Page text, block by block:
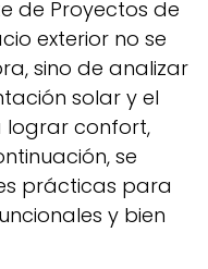
de Proyectos de
exterior no se
sino de analizar
solar y el
lograr confort,
se
prácticas para
y bien